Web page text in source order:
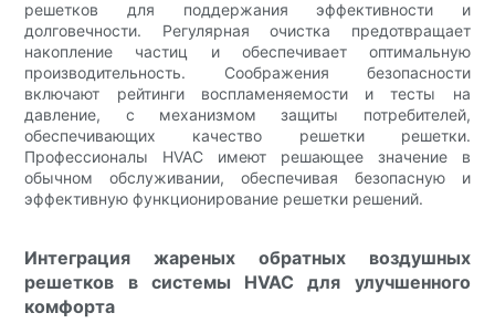
решетков для поддержания эффективности и
долговечности. Регулярная очистка предотвращает
накопление частиц и обеспечивает оптимальную
производительность. Соображения безопасности
включают рейтинги воспламеняемости и тесты на
давление, с механизмом защиты потребителей,
обеспечивающих качество решетки решетки.
Профессионалы HVAC имеют решающее значение в
обычном обслуживании, обеспечивая безопасную и
эффективную функционирование решетки решений.
Интеграция жареных обратных воздушных
решетков в системы HVAC для улучшенного
комфорта